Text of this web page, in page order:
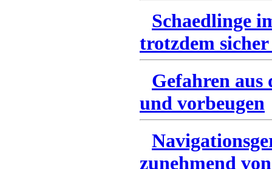
Schaedlinge
trotzdem
Gefahren
und vorbeugen
zunehmend